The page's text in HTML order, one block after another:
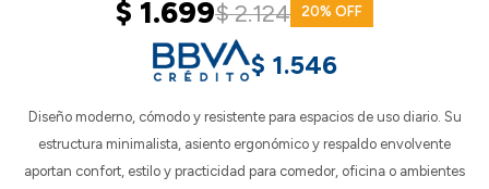
$ 1.699$2.124 20
$ 1.546
Diseño moderno, cómodo y resistente para espacios de uso diario. Su
estructura minimalista, asiento ergonómico y respaldo envolvente
aportan confort, estilo y practicidad para comedor, oficina o ambientes